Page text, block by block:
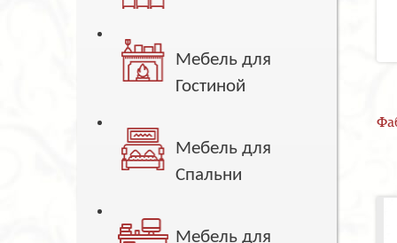
Мебель для
Гостиной
Мебель для
Спальни
Мебель для